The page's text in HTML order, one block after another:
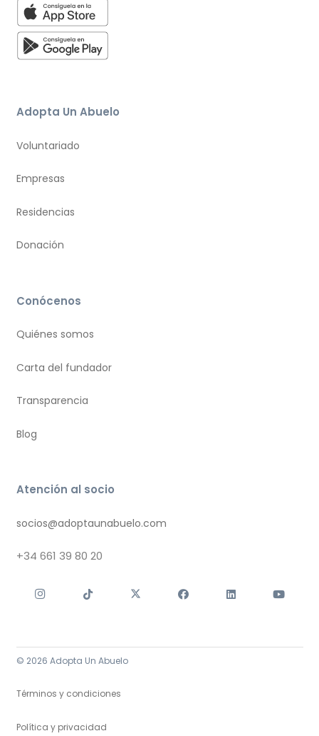
Adopta Un Abuelo
Voluntariado
Empresas
Residencias
Donación
Conócenos
Quiénes somos
Carta del fundador
Transparencia
Blog
Atención al socio
socios@adoptaunabuelo.com
+34 661 39 80 20
© 2026 Adopta Un Abuelo
Términos y condiciones
Política y privacidad